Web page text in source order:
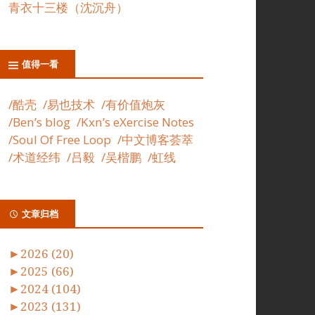
青衣十三楼（沈沉舟）
值得一看
/酷壳 /易也技术 /有价值炮灰
/Ben’s blog /Kxn’s eXercise Notes
/Soul Of Free Loop /中文博客荟萃
/术道经纬 /吕毅 /吴楷鹏 /虹线
文章归档
► 2026 (20)
► 2025 (66)
► 2024 (104)
► 2023 (131)